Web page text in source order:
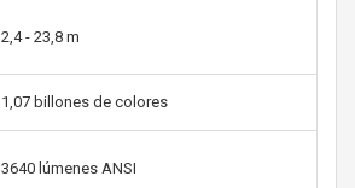
2,4 - 23,8 m
1,07 billones de colores
3640 lúmenes ANSI